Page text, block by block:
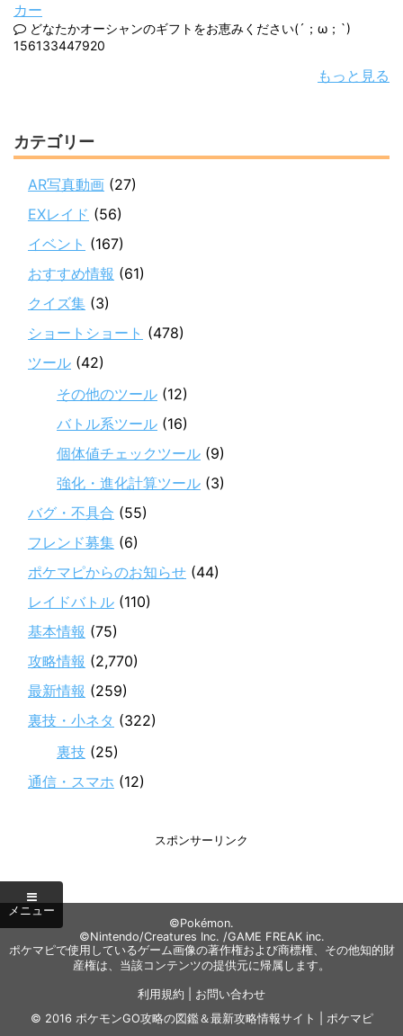
カー
どなたかオーシャンのギフトをお恵みください(´；ω；`)
156133447920
もっと見る
カテゴリー
AR写真動画 (27)
EXレイド (56)
イベント (167)
おすすめ情報 (61)
クイズ集 (3)
ショートショート (478)
ツール (42)
その他のツール (12)
バトル系ツール (16)
個体値チェックツール (9)
強化・進化計算ツール (3)
バグ・不具合 (55)
フレンド募集 (6)
ポケマピからのお知らせ (44)
レイドバトル (110)
基本情報 (75)
攻略情報 (2,770)
最新情報 (259)
裏技・小ネタ (322)
裏技 (25)
通信・スマホ (12)
スポンサーリンク
©Pokémon.
©Nintendo/Creatures Inc. /GAME FREAK inc.
ポケマピで使用しているゲーム画像の著作権および商標権、その他知的財
産権は、当該コンテンツの提供元に帰属します。
利用規約
お問い合わせ
© 2016 ポケモンGO攻略の図鑑＆最新攻略情報サイト | ポケマピ